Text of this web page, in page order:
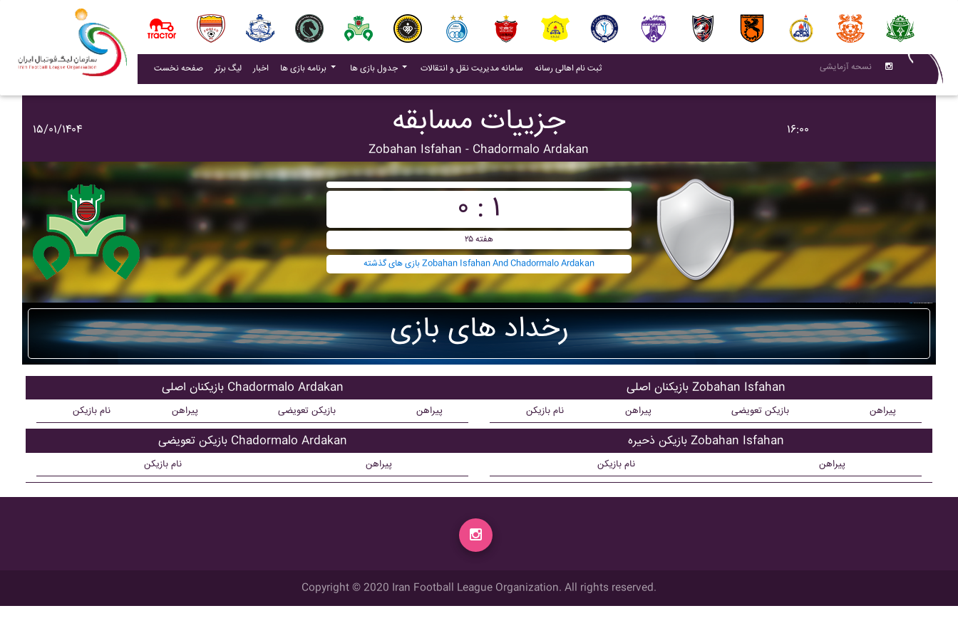
صفحه نخست لیگ برتر اخبار(current) برنامه بازی ها جدول بازی ها سامانه مدیریت نقل و انتقالات (current)
ثبت نام اهالی رسانه(current) نسحه آزمایشی
۱۵/۰۱/۱۴۰۴ جزییات مسابقه
Zobahan Isfahan - Chadormalo Ardakan
۱۶:۰۰
۰ : ۱
هفته ۲۵
بازی های گذشته Zobahan Isfahan And Chadormalo Ardakan
رخداد های بازی
بازیکنان اصلی Chadormalo Ardakan
نام بازیکن پیراهن بازیکن تعویضی پیراهن
بازیکن تعویضی Chadormalo Ardakan
نام بازیکن پیراهن
بازیکنان اصلی Zobahan Isfahan
نام بازیکن پیراهن بازیکن تعویضی پیراهن
بازیکن ذحیره Zobahan Isfahan
نام بازیکن پیراهن
Copyright © 2020 Iran Football League Organization. All rights reserved.